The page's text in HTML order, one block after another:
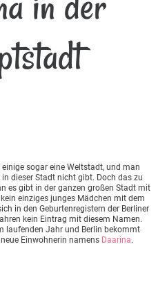
sogar eine Weltstadt, und man
dieser Stadt nicht gibt. Doch das zu
es gibt in der ganzen großen Stadt mit
einziges junges Mädchen mit dem
in den Geburtenregistern der Berliner
kein Eintrag mit diesem Namen.
laufenden Jahr und Berlin bekommt
Einwohnerin namens Daarina.